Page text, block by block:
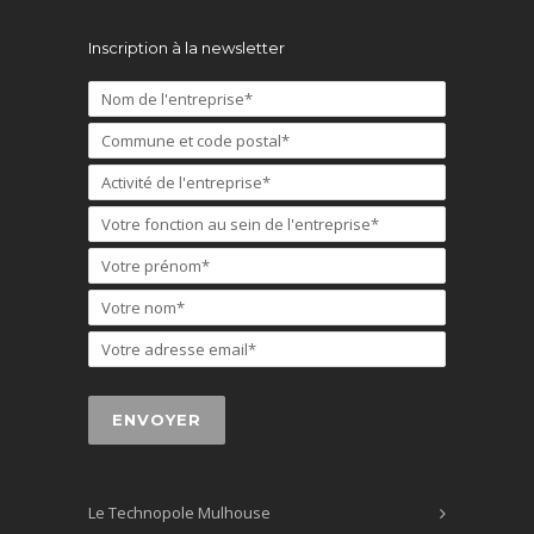
Inscription à la newsletter
Le Technopole Mulhouse